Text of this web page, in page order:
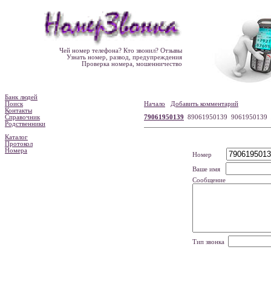
Чей номер телефона? Кто звонил? Отзывы
Узнать номер, развод, предупреждения
Проверка номера, мошенничество
Банк людей
Поиск
Контакты
Справочник
Родственники
Каталог
Протокол
Номера
Начало
Добавить комментарий
79061950139 89061950139 9061950139
Номер
Ваше имя
Сообщение
Тип звонка